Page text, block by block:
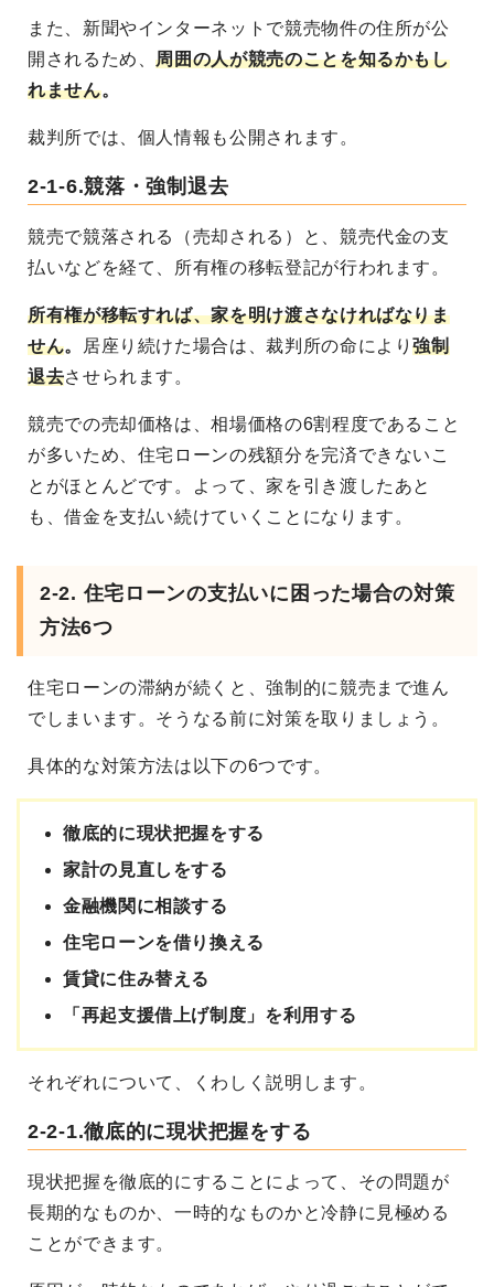
また、新聞やインターネットで競売物件の住所が公
開されるため、周囲の人が競売のことを知るかもし
れません。
裁判所では、個人情報も公開されます。
2-1-6.競落・強制退去
競売で競落される（売却される）と、競売代金の支
払いなどを経て、所有権の移転登記が行われます。
所有権が移転すれば、家を明け渡さなければなりま
せん。 居座り続けた場合は、裁判所の命により強制
退去させられます。
競売での売却価格は、相場価格の6割程度であること
が多いため、住宅ローンの残額分を完済できないこ
とがほとんどです。よって、家を引き渡したあと
も、借金を支払い続けていくことになります。
2-2. 住宅ローンの支払いに困った場合の対策
方法6つ
住宅ローンの滞納が続くと、強制的に競売まで進ん
でしまいます。そうなる前に対策を取りましょう。
具体的な対策方法は以下の6つです。
徹底的に現状把握をする
家計の見直しをする
金融機関に相談する
住宅ローンを借り換える
賃貸に住み替える
「再起支援借上げ制度」を利用する
それぞれについて、くわしく説明します。
2-2-1.徹底的に現状把握をする
現状把握を徹底的にすることによって、その問題が
長期的なものか、一時的なものかと冷静に見極める
ことができます。